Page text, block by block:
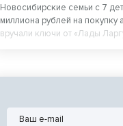
Новосибирские семьи с 7
миллиона рублей на покупку
вручали ключи от «Лады